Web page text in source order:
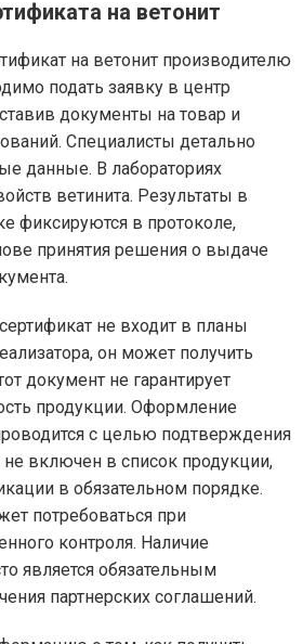
на ветонит
на ветонит производителю
подать заявку в центр
документы на товар и
Специалисты детально
данные. В лабораториях
ветинита. Результаты в
фиксируются в протоколе,
принятия решения о выдаче
не входит в планы
он может получить
документ не гарантирует
продукции. Оформление
с целью подтверждения
не включен в список продукции,
в обязательном порядке.
потребоваться при
контроля. Наличие
является обязательным
партнерских соглашений.